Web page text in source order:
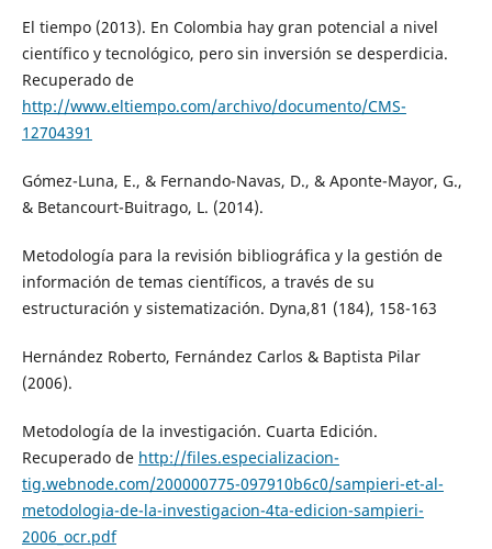
El tiempo (2013). En Colombia hay gran potencial a nivel
científico y tecnológico, pero sin inversión se desperdicia.
Recuperado de
http://www.eltiempo.com/archivo/documento/CMS-
12704391
Gómez-Luna, E., & Fernando-Navas, D., & Aponte-Mayor, G.,
& Betancourt-Buitrago, L. (2014).
Metodología para la revisión bibliográfica y la gestión de
información de temas científicos, a través de su
estructuración y sistematización. Dyna,81 (184), 158-163
Hernández Roberto, Fernández Carlos & Baptista Pilar
(2006).
Metodología de la investigación. Cuarta Edición.
Recuperado de http://files.especializacion-
tig.webnode.com/200000775-097910b6c0/sampieri-et-al-
metodologia-de-la-investigacion-4ta-edicion-sampieri-
2006_ocr.pdf